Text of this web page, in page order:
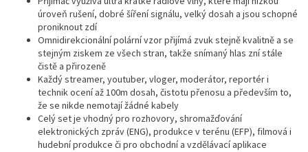
úroveň rušení, dobré šíření signálu, velký dosah a jsou schopné
proniknout zdí
Omnidirekcionální polární vzor přijímá zvuk stejně kvalitně a se
stejným ziskem ze všech stran, takže snímaný hlas zní stále
čistě a přirozeně
Každý streamer, youtuber, vloger, moderátor, reportér i
technik ocení až 100m dosah, čistotu přenosu a především to,
že se nikde nemotají žádné kabely
Celý set je vhodný pro rozhovory, shromažďování
elektronických zpráv (ENG), produkce v terénu (EFP), filmová i
hudební produkce či pro obchodní a vzdělávací aplikace